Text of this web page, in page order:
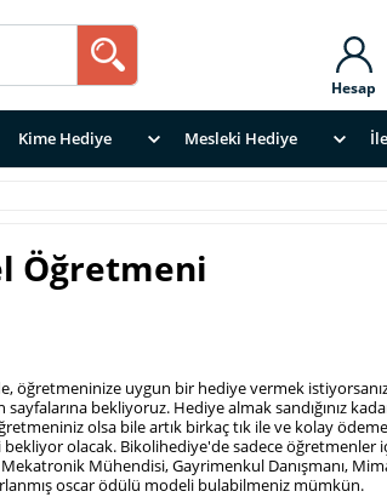
Hesap
Kime Hediye Mesleki Hediye
Öğretmeni
öğretmeninize uygun bir hediye vermek
bekliyoruz. Hediye almak sandığınız
olsa bile artık birkaç tık ile ve kolay
olacak. Bikolihediye'de sadece öğretmenler
Mühendisi, Gayrimenkul Danışmanı,
oscar ödülü modeli bulabilmeniz mümkün.